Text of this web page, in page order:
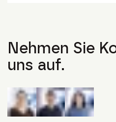
Nehmen Sie
uns auf.